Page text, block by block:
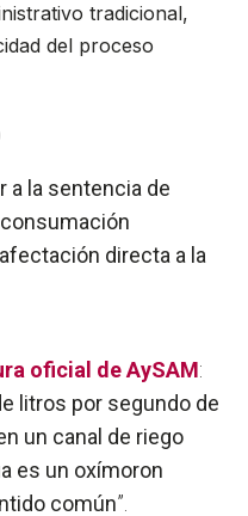
tradicional,
del proceso
a la sentencia de
directa a la
oficial de AySAM:
litros por segundo de
un canal de riego
es un oxímoron
común”.